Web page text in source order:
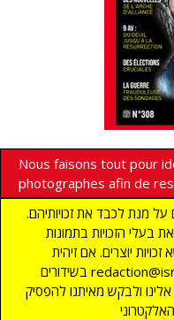
Nous faisons tout pour
photographes afin de
על מנת לכבד את זכויותיהם.
בעלי הזכויות בתמונות
בסעיף 27א בנושא זכויות יוצרים. אם זיהית
בשידורים redaction@israelmagazine.co.il שלנו תמונה שאתה
אלינו ולבקש מאיתנו להפסיק